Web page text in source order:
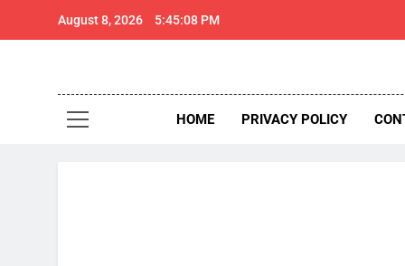
August 8, 2026 5:45:09 PM
Thar
HOME PRIVACY POLICY